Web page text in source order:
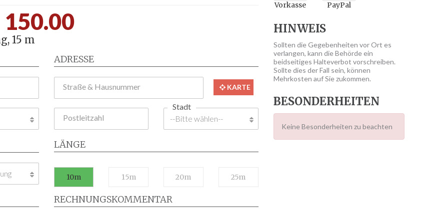
150.00
15 m
ADRESSE
Straße & Hausnummer KARTE
Postleitzahl
Stadt
LÄNGE
10m 15m 20m 25m
RECHNUNGSKOMMENTAR
Vorkasse PayPal
HINWEIS
Sollten die Gegebenheiten vor Ort es
verlangen, kann die Behörde ein
beidseitiges Halteverbot vorschreiben.
Sollte dies der Fall sein, können
Mehrkosten auf Sie zukommen.
BESONDERHEITEN
Keine Besonderheiten zu beachten